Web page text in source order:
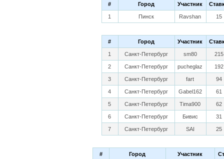
# Город Участник
1 Пинск Ravshan 15
# Город Участник
1 Санкт-Петербург sm80 215
2 Санкт-Петербург pucheglaz 192
3 Санкт-Петербург fart 94
4 Санкт-Петербург Gabel162 61
5 Санкт-Петербург Tima900 62
6 Санкт-Петербург Бивис 31
7 Санкт-Петербург SAI 25
# Город Участник